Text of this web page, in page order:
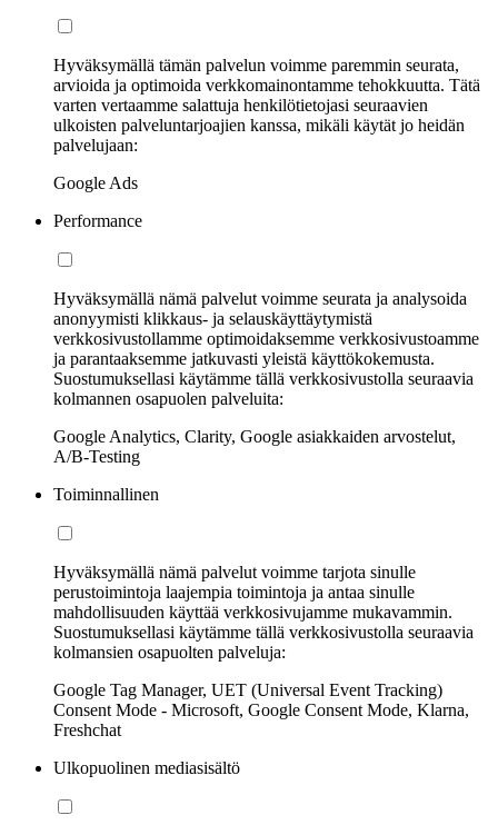
Hyväksymällä tämän palvelun voimme paremmin seurata,
arvioida ja optimoida verkkomainontamme tehokkuutta. Tätä
varten vertaamme salattuja henkilötietojasi seuraavien
ulkoisten palveluntarjoajien kanssa, mikäli käytät jo heidän
palvelujaan:
Google Ads
Performance
Hyväksymällä nämä palvelut voimme seurata ja analysoida
anonyymisti klikkaus- ja selauskäyttäytymistä
verkkosivustollamme optimoidaksemme verkkosivustoamme
ja parantaaksemme jatkuvasti yleistä käyttökokemusta.
Suostumuksellasi käytämme tällä verkkosivustolla seuraavia
kolmannen osapuolen palveluita:
Google Analytics, Clarity, Google asiakkaiden arvostelut,
A/B-Testing
Toiminnallinen
Hyväksymällä nämä palvelut voimme tarjota sinulle
perustoimintoja laajempia toimintoja ja antaa sinulle
mahdollisuuden käyttää verkkosivujamme mukavammin.
Suostumuksellasi käytämme tällä verkkosivustolla seuraavia
kolmansien osapuolten palveluja:
Google Tag Manager, UET (Universal Event Tracking)
Consent Mode - Microsoft, Google Consent Mode, Klarna,
Freshchat
Ulkopuolinen mediasisältö